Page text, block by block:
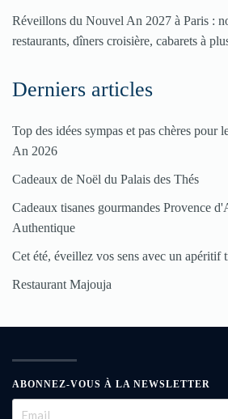
Réveillons du Nouvel An 2027 à Paris :
restaurants, dîners croisière, cabarets à
Derniers articles
Top des idées sympas et pas chères pour
An 2026
Cadeaux de Noël du Palais des Thés
Cadeaux tisanes gourmandes Provence
Authentique
Cet été, éveillez vos sens avec un apéritif
Restaurant Majouja
ABONNEZ-VOUS À LA NEWSLETTER